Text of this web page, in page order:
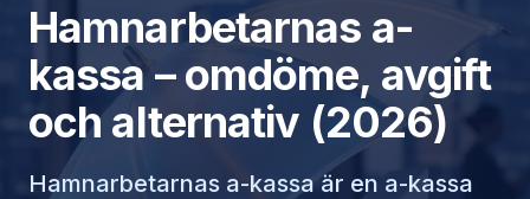
Hamnarbetarnas a-
kassa– omdöme, avgift
och alternativ (2026)
Hamnarbetarnas a-kassaär en a-kassa